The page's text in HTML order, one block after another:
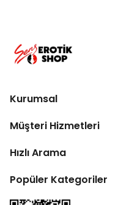
Kurumsal
Müşteri Hizmetleri
Hızlı Arama
Popüler Kategoriler